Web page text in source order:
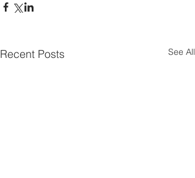
Recent Posts See All